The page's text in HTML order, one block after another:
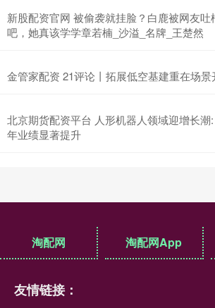
新股配资官网 被偷袭就挂脸？白鹿被网友
吧，她真该学学章若楠_沙溢_名牌_王楚然
金管家配资 21评论丨拓展低空基建重在场景
北京期货配资平台 人形机器人领域迎增长潮
年业绩显著提升
淘配网 淘配网App
友情链接：